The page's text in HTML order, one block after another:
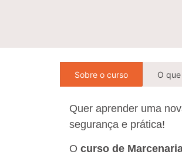
Sobre o curso O
Quer aprender uma
segurança e prática!
O curso de